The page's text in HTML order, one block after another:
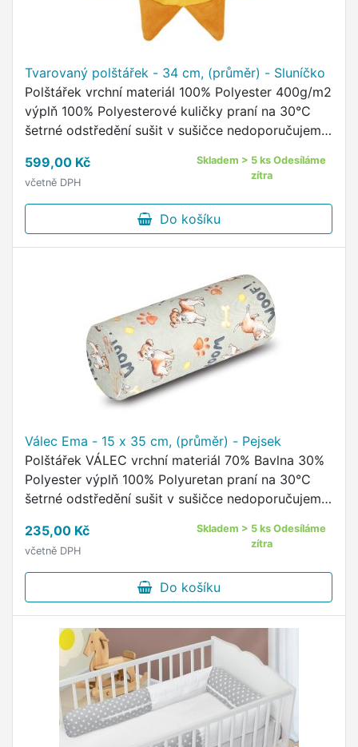
Tvarovaný polštářek - 34 cm, (průměr) - Sluníčko
Polštářek vrchní materiál 100% Polyester 400g/m2
výplň 100% Polyesterové kuličky praní na 30°C
šetrné odstředění sušit v sušičce nedoporučujeme
materiálu …
599,00 Kč
včetně DPH
Skladem > 5 ks Odesíláme
zítra
Do košíku
Válec Ema - 15 x 35 cm, (průměr) - Pejsek
Polštářek VÁLEC vrchní materiál 70% Bavlna 30%
Polyester výplň 100% Polyuretan praní na 30°C
šetrné odstředění sušit v sušičce nedoporučujeme
Polštářek ve tvaru …
235,00 Kč
včetně DPH
Skladem > 5 ks Odesíláme
zítra
Do košíku